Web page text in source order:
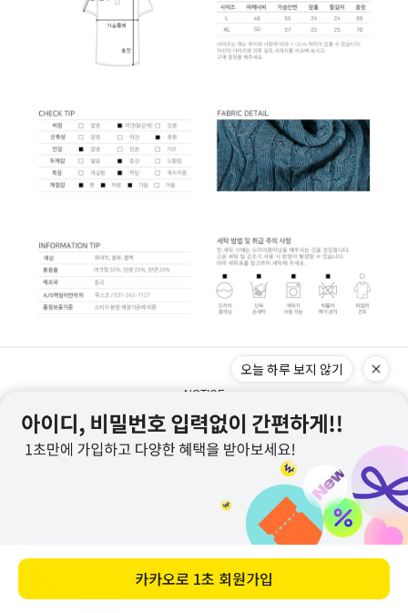
NOTICE
오늘 하루 보지 않기
카카오로 1초 회원가입